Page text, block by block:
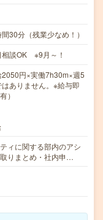
30分（残業少なめ！）
談OK ※9月～！
円×実働7h30m×週5
ありません。※給与即
）
ィに関する部内のアシ
りまとめ・社内申…